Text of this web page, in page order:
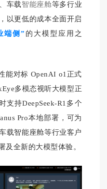
车载智能座舱等多行业
以更低的成本全面开启
端侧” 的大模型应用之
能对标 OpenAI o1正式
多模态视听大模型正
支持DeepSeek-R1多个
Pro本地部署，可为
载智能座舱等行业客户
及全新的大模型体验。